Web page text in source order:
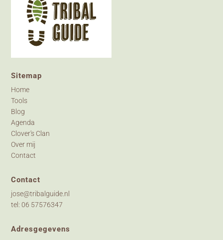
Sitemap
Home
Tools
Blog
Agenda
Clover's Clan
Over mij
Contact
Contact
jose@tribalguide.nl
tel: 06 57576347
Adresgegevens